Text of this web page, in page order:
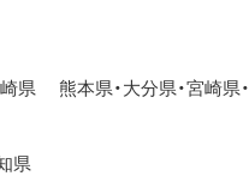
県 熊本県・大分県・宮崎県・
県